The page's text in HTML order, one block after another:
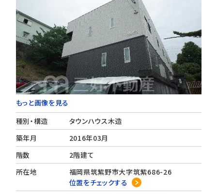
もっと画像を見る
種別・構造
タウンハウス木造
築年月
2016年03月
階数
2階建て
所在地
福岡県筑紫野市大字筑紫686-26
位置をチェックする